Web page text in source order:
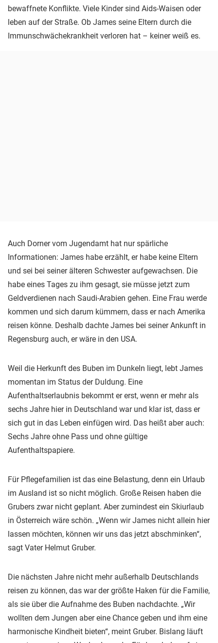
bewaffnete Konflikte. Viele Kinder sind Aids-Waisen oder
leben auf der Straße. Ob James seine Eltern durch die
Immunschwächekrankheit verloren hat – keiner weiß es.
Auch Dorner vom Jugendamt hat nur spärliche
Informationen: James habe erzählt, er habe keine Eltern
und sei bei seiner älteren Schwester aufgewachsen. Die
habe eines Tages zu ihm gesagt, sie müsse jetzt zum
Geldverdienen nach Saudi-Arabien gehen. Eine Frau werde
kommen und sich darum kümmern, dass er nach Amerika
reisen könne. Deshalb dachte James bei seiner Ankunft in
Regensburg auch, er wäre in den USA.
Weil die Herkunft des Buben im Dunkeln liegt, lebt James
momentan im Status der Duldung. Eine
Aufenthaltserlaubnis bekommt er erst, wenn er mehr als
sechs Jahre hier in Deutschland war und klar ist, dass er
sich gut in das Leben einfügen wird. Das heißt aber auch:
Sechs Jahre ohne Pass und ohne gültige
Aufenthaltspapiere.
Für Pflegefamilien ist das eine Belastung, denn ein Urlaub
im Ausland ist so nicht möglich. Große Reisen haben die
Grubers zwar nicht geplant. Aber zumindest ein Skiurlaub
in Österreich wäre schön. „Wenn wir James nicht allein hier
lassen möchten, können wir uns das jetzt abschminken“,
sagt Vater Helmut Gruber.
Die nächsten Jahre nicht mehr außerhalb Deutschlands
reisen zu können, das war der größte Haken für die Familie,
als sie über die Aufnahme des Buben nachdachte. „Wir
wollten dem Jungen aber eine Chance geben und ihm eine
harmonische Kindheit bieten“, meint Gruber. Bislang läuft